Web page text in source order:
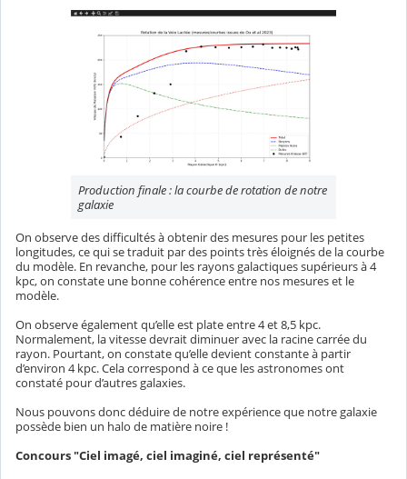
Production finale : la courbe de rotation de notre
galaxie
On observe des difficultés à obtenir des mesures pour les petites
longitudes, ce qui se traduit par des points très éloignés de la courbe
du modèle. En revanche, pour les rayons galactiques supérieurs à 4
kpc, on constate une bonne cohérence entre nos mesures et le
modèle.
On observe également qu’elle est plate entre 4 et 8,5 kpc.
Normalement, la vitesse devrait diminuer avec la racine carrée du
rayon. Pourtant, on constate qu’elle devient constante à partir
d’environ 4 kpc. Cela correspond à ce que les astronomes ont
constaté pour d’autres galaxies.
Nous pouvons donc déduire de notre expérience que notre galaxie
possède bien un halo de matière noire !
Concours "Ciel imagé, ciel imaginé, ciel représenté"